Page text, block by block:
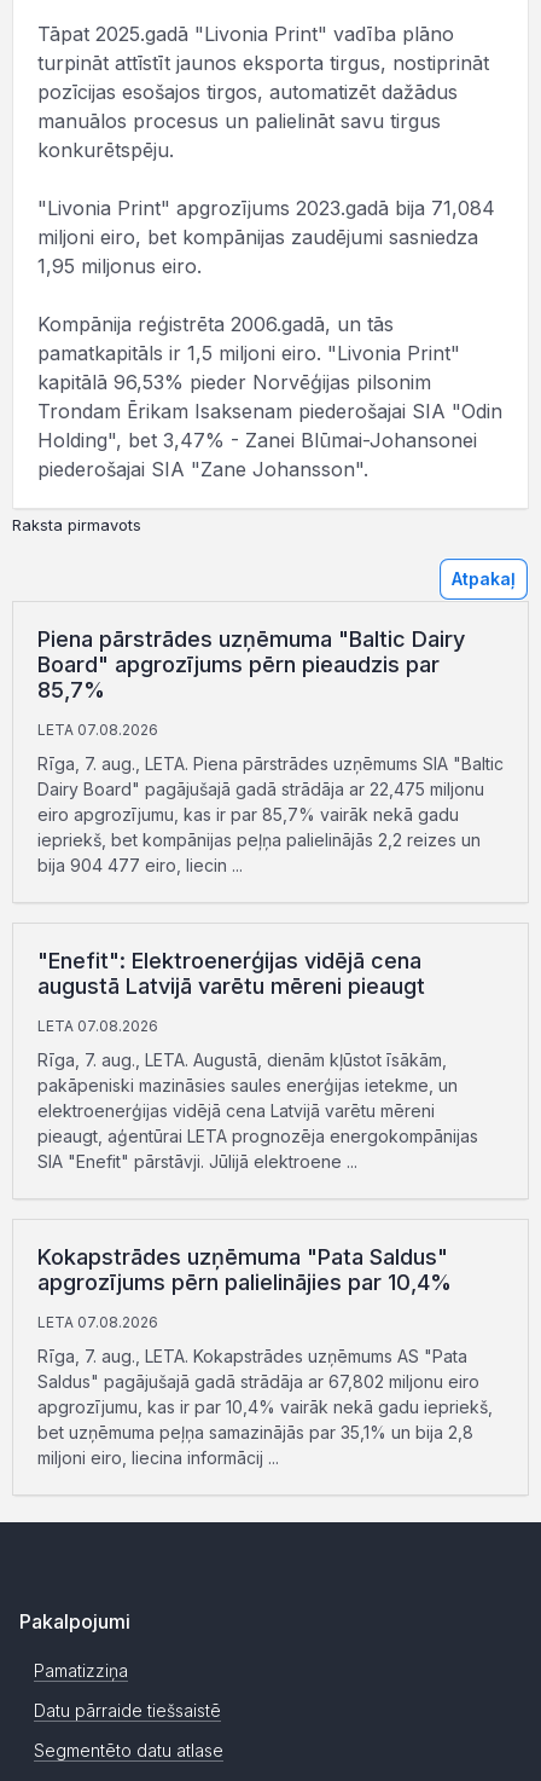
Tāpat 2025.gadā "Livonia Print" vadība plāno
turpināt attīstīt jaunos eksporta tirgus, nostiprināt
pozīcijas esošajos tirgos, automatizēt dažādus
manuālos procesus un palielināt savu tirgus
konkurētspēju.
"Livonia Print" apgrozījums 2023.gadā bija 71,084
miljoni eiro, bet kompānijas zaudējumi sasniedza
1,95 miljonus eiro.
Kompānija reģistrēta 2006.gadā, un tās
pamatkapitāls ir 1,5 miljoni eiro. "Livonia Print"
kapitālā 96,53% pieder Norvēģijas pilsonim
Trondam Ērikam Isaksenam piederošajai SIA "Odin
Holding", bet 3,47% - Zanei Blūmai-Johansonei
piederošajai SIA "Zane Johansson".
Raksta pirmavots
Atpakaļ
Piena pārstrādes uzņēmuma "Baltic Dairy
Board" apgrozījums pērn pieaudzis par
85,7%
LETA 07.08.2026
Rīga, 7. aug., LETA. Piena pārstrādes uzņēmums SIA "Baltic
Dairy Board" pagājušajā gadā strādāja ar 22,475 miljonu
eiro apgrozījumu, kas ir par 85,7% vairāk nekā gadu
iepriekš, bet kompānijas peļņa palielinājās 2,2 reizes un
bija 904 477 eiro, liecin ...
"Enefit": Elektroenerģijas vidējā cena
augustā Latvijā varētu mēreni pieaugt
LETA 07.08.2026
Rīga, 7. aug., LETA. Augustā, dienām kļūstot īsākām,
pakāpeniski mazināsies saules enerģijas ietekme, un
elektroenerģijas vidējā cena Latvijā varētu mēreni
pieaugt, aģentūrai LETA prognozēja energokompānijas
SIA "Enefit" pārstāvji. Jūlijā elektroene ...
Kokapstrādes uzņēmuma "Pata Saldus"
apgrozījums pērn palielinājies par 10,4%
LETA 07.08.2026
Rīga, 7. aug., LETA. Kokapstrādes uzņēmums AS "Pata
Saldus" pagājušajā gadā strādāja ar 67,802 miljonu eiro
apgrozījumu, kas ir par 10,4% vairāk nekā gadu iepriekš,
bet uzņēmuma peļņa samazinājās par 35,1% un bija 2,8
miljoni eiro, liecina informācij ...
Pakalpojumi
Pamatizziņa
Datu pārraide tiešsaistē
Segmentēto datu atlase